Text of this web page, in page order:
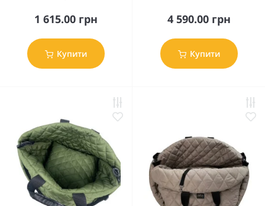
1 615.00 грн
Купити
4 590.00 грн
Купити